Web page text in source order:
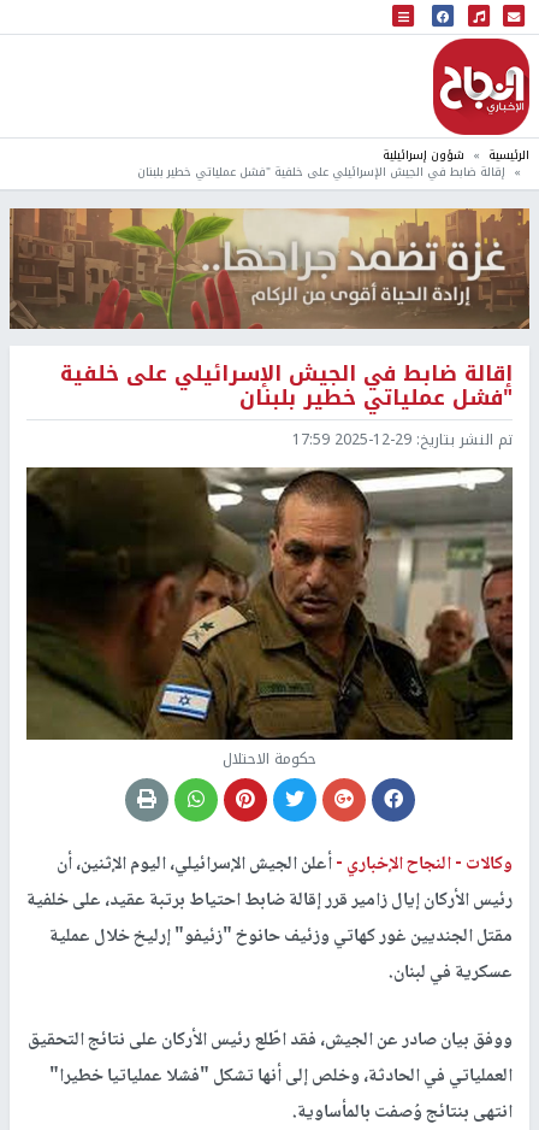
البث المباشر
إذاعة النجاح
الرئيسية شؤون إسرائيلية
إقالة ضابط في الجيش الإسرائيلي على خلفية "فشل عملياتي خطير بلبنان
إقالة ضابط في الجيش الإسرائيلي على خلفية
"فشل عملياتي خطير بلبنان
تم النشر بتاريخ: 2025-12-29 17:59
حكومة الاحتلال
وكالات -النجاح الإخباري -أعلن الجيش الإسرائيلي، اليوم الإثنين، أن
رئيس الأركان إيال زامير قرر إقالة ضابط احتياط برتبة عقيد، على خلفية
مقتل الجنديين غور كهاتي وزئيف حانوخ "زئيفو" إرليخ خلال عملية
عسكرية في لبنان.
ووفق بيان صادر عن الجيش، فقد اطّلع رئيس الأركان على نتائج التحقيق
العملياتي في الحادثة، وخلص إلى أنها تشكل "فشلا عملياتيا خطيرا"
انتهى بنتائج وُصفت بالمأساوية.